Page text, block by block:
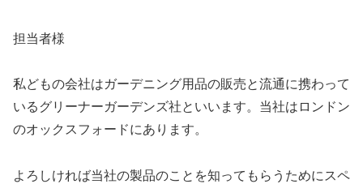
担当者様
私どもの会社はガーデニング用品の販売と流通に携わって
いるグリーナーガーデンズ社といいます。当社はロンドン
のオックスフォードにあります。
よろしければ当社の製品のことを知ってもらうためにスペ